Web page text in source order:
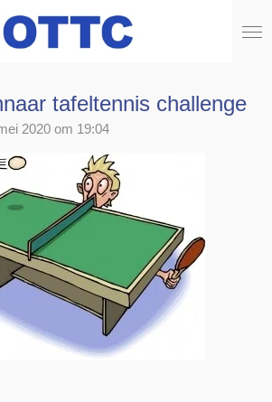
tafeltennis challenge
2020 om 19:04